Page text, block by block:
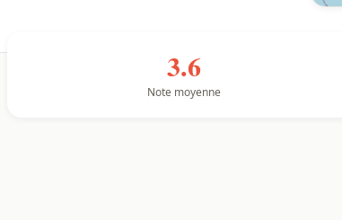
3.6
Note moyenne